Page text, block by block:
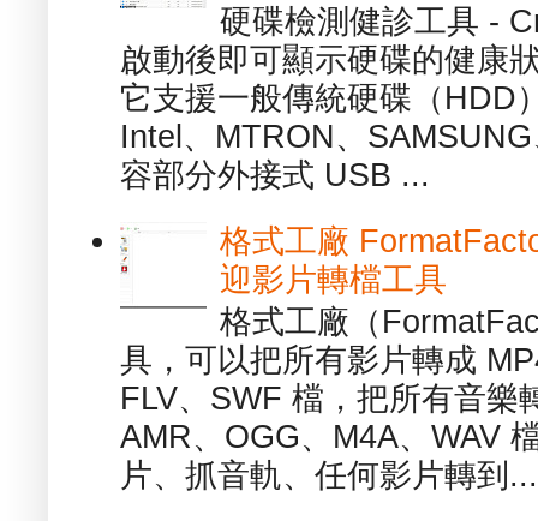
硬碟檢測健診工具 -
啟動後即可顯示硬碟的健康
它支援一般傳統硬碟（HDD
Intel、MTRON、
容部分外接式 USB ...
格式工廠
迎影片轉檔工具
格式工廠（
具，可以把所有影片轉成
FLV、SWF 檔，把所有音樂
AMR、OGG、M4A、WAV
片、抓音軌、任何影片轉到...